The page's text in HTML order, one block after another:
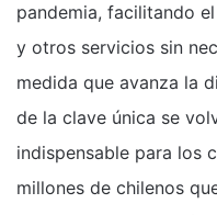
pandemia, facilitando
y otros servicios sin
medida que avanza la
de la clave única se
indispensable para los
millones de chilenos